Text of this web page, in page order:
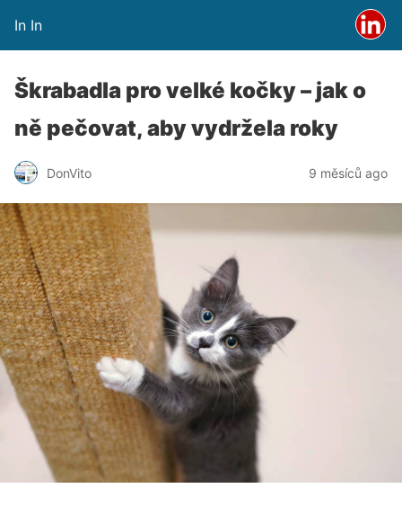
In In
Škrabadla pro velké kočky – jak o
ně pečovat, aby vydržela roky
DonVito 9 měsíců ago